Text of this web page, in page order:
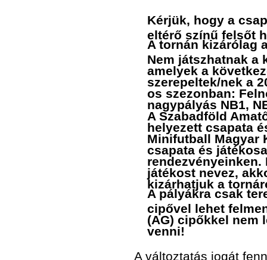
Kérjük, hogy a
eltérő színű felsőt
A tornán kizárólag
Nem játszhatnak a
amelyek a
szerepeltek/nek a
os szezonban:
nagypályás NB1,
A Szabadföld
helyezett csapata
Minifutball Magyar
csapata és
rendezvényeinken.
játékost nevez,
kizárhatjuk a
A pályákra csak
cipővel lehet
(AG) cipőkkel nem
venni!
A változtatás jogát